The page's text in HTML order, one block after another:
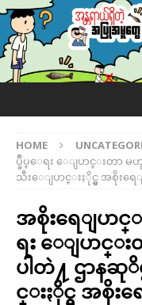
HOME
ပ္ခ်ဳပ္ေရး ေျပာင္းတာ မ
သီးေျပာင္းႏိုင္မွ အစိုးရ
အစိုးရေျပ
ရး ေျပာင္း
ပါတဲ႔ ဌာနဆုိ
င္းႏိုင္မွ အစိုး